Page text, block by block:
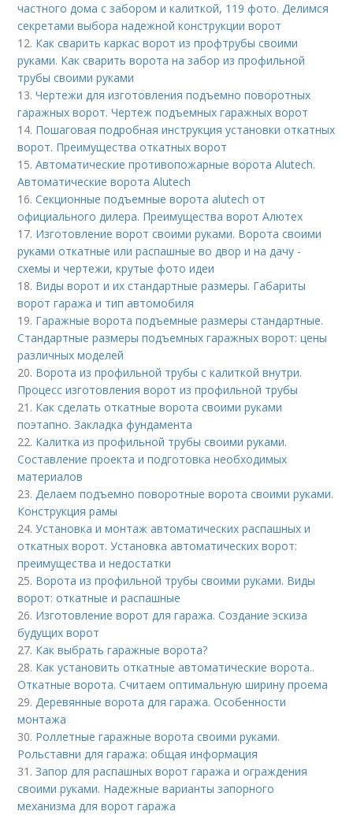
частного дома с забором и калиткой, 119 фото. Делимся
секретами выбора надежной конструкции ворот
12. Как сварить каркас ворот из профтрубы своими
руками. Как сварить ворота на забор из профильной
трубы своими руками
13.Чертежи для изготовления подъемно поворотных
гаражных ворот. Чертеж подъемных гаражных ворот
14. Пошаговая подробная инструкция установки откатных
ворот. Преимущества откатных ворот
15.Автоматические противопожарные ворота Alutech.
Автоматические ворота Alutech
16.Секционные подъемные ворота alutech от
официального дилера. Преимущества ворот Алютех
17. Изготовление ворот своими руками. Ворота своими
руками откатные или распашные во двор и на дачу -
схемы и чертежи, крутые фото идеи
18. Виды ворот и их стандартные размеры. Габариты
ворот гаража и тип автомобиля
19. Гаражные ворота подъемные размеры стандартные.
Стандартные размеры подъемных гаражных ворот: цены
различных моделей
20. Ворота из профильной трубы с калиткой внутри.
Процесс изготовления ворот из профильной трубы
21. Как сделать откатные ворота своими руками
поэтапно. Закладка фундамента
22. Калитка из профильной трубы своими руками.
Составление проекта и подготовка необходимых
материалов
23.Делаем подъемно поворотные ворота своими руками.
Конструкция рамы
24.Установка и монтаж автоматических распашных и
откатных ворот. Установка автоматических ворот:
преимущества и недостатки
25. Ворота из профильной трубы своими руками. Виды
ворот: откатные и распашные
26. Изготовление ворот для гаража. Создание эскиза
будущих ворот
27. Как выбрать гаражные ворота?
28. Как установить откатные автоматические ворота..
Откатные ворота. Считаем оптимальную ширину проема
29.Деревянные ворота для гаража. Особенности
монтажа
30. Роллетные гаражные ворота своими руками.
Рольставни для гаража: общая информация
31.Запор для распашных ворот гаража и ограждения
своими руками. Надежные варианты запорного
механизма для ворот гаража